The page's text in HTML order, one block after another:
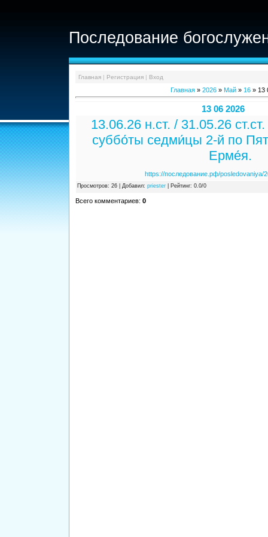
Последование
Главная| Регистрация| Вход
Главная » 2026 » Май » 16 » 13
13 06 2026
13.06.26 н.ст. / 31.05.26
суббо́ты седми́цы 2-й по
Ерме́я.
https://последование.рф/posledovaniya/
Просмотров: 26 | Добавил: priester| Рейтинг: 0.0/0
Всего комментариев: 0